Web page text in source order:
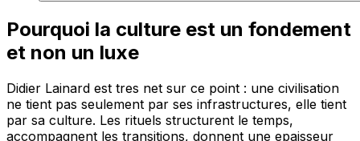
Pourquoi la culture est un fondement
et non un luxe
Didier Lainard est tres net sur ce point : une civilisation
ne tient pas seulement par ses infrastructures, elle tient
par sa culture. Les rituels structurent le temps,
accompagnent les transitions, donnent une epaisseur